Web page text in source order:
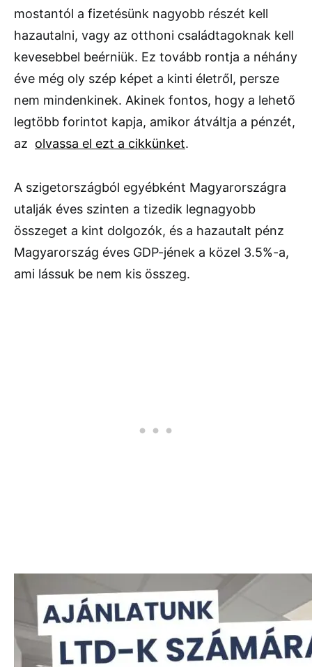
mostantól a fizetésünk nagyobb részét kell
hazautalni, vagy az otthoni családtagoknak kell
kevesebbel beérniük. Ez tovább rontja a néhány
éve még oly szép képet a kinti életről, persze
nem mindenkinek. Akinek fontos, hogy a lehető
legtöbb forintot kapja, amikor átváltja a pénzét,
az olvassa el ezt a cikkünket.
A szigetországból egyébként Magyarországra
utalják éves szinten a tizedik legnagyobb
összeget a kint dolgozók, és a hazautalt pénz
Magyarország éves GDP-jének a közel 3.5%-a,
ami lássuk be nem kis összeg.